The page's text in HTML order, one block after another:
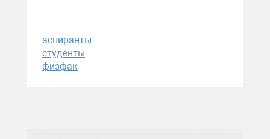
аспиранты
студенты
физфак